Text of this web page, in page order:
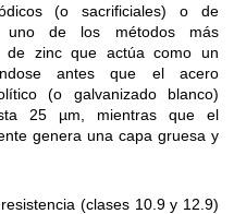
(o sacrificiales) o de
de los métodos más
zinc que actúa como un
antes que el acero
(o galvanizado blanco)
25 µm, mientras que el
genera una capa gruesa y
(clases 10.9 y 12.9)